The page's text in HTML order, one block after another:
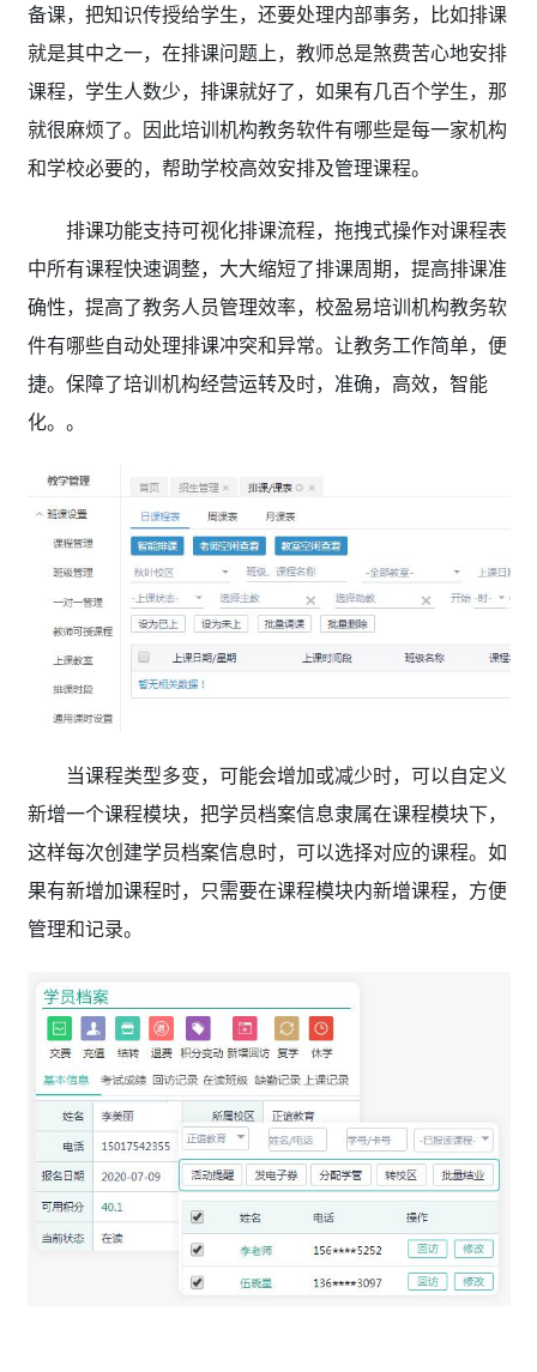
备课，把知识传授给学生，还要处理内部事务，比如排课
就是其中之一，在排课问题上，教师总是煞费苦心地安排
课程，学生人数少，排课就好了，如果有几百个学生，那
就很麻烦了。因此培训机构教务软件有哪些是每一家机构
和学校必要的，帮助学校高效安排及管理课程。
排课功能支持可视化排课流程，拖拽式操作对课程表
中所有课程快速调整，大大缩短了排课周期，提高排课准
确性，提高了教务人员管理效率，校盈易培训机构教务软
件有哪些自动处理排课冲突和异常。让教务工作简单，便
捷。保障了培训机构经营运转及时，准确，高效，智能
化。。
当课程类型多变，可能会增加或减少时，可以自定义
新增一个课程模块，把学员档案信息隶属在课程模块下，
这样每次创建学员档案信息时，可以选择对应的课程。如
果有新增加课程时，只需要在课程模块内新增课程，方便
管理和记录。